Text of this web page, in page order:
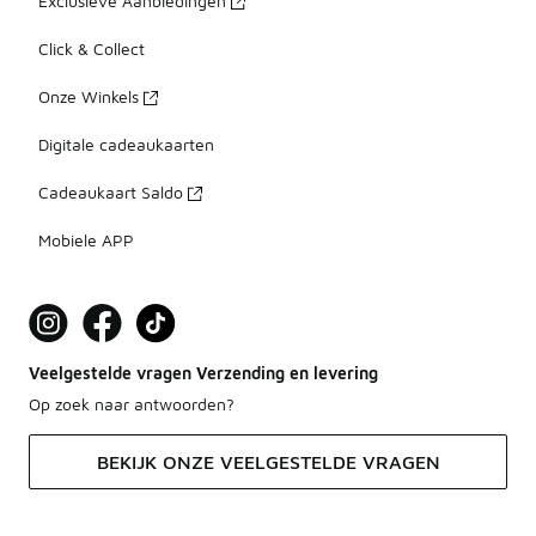
Click & Collect
Onze Winkels
Digitale cadeaukaarten
Cadeaukaart Saldo
Mobiele APP
Veelgestelde vragen Verzending en levering
Op zoek naar antwoorden?
BEKIJK ONZE VEELGESTELDE VRAGEN